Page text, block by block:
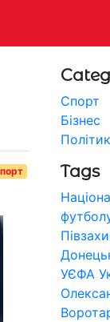
Спорт
Бізнес
Tags
УЄФА